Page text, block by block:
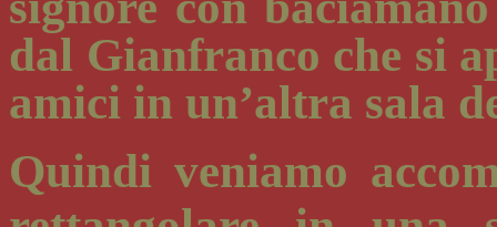
dal Gianfranco che si
amici in un’altra sala
Quindi veniamo